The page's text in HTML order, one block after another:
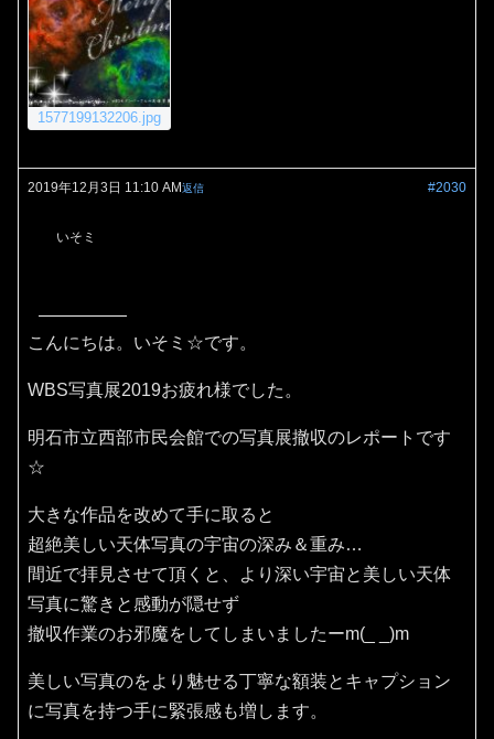
1577199132206.jpg
2019年12月3日 11:10 AM #2030
返信
いそミ
こんにちは。いそミ☆です。
WBS写真展2019お疲れ様でした。
明石市立西部市民会館での写真展撤収のレポートです
☆
大きな作品を改めて手に取ると
超絶美しい天体写真の宇宙の深み＆重み…
間近で拝見させて頂くと、より深い宇宙と美しい天体
写真に驚きと感動が隠せず
撤収作業のお邪魔をしてしまいましたーm(_ _)m
美しい写真のをより魅せる丁寧な額装とキャプション
に写真を持つ手に緊張感も増します。